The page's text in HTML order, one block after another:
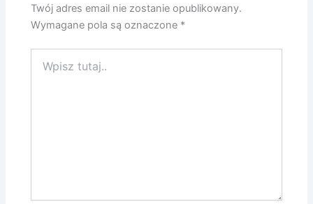
Twój adres email nie zostanie opublikowany.
Wymagane pola są oznaczone *
tutaj..